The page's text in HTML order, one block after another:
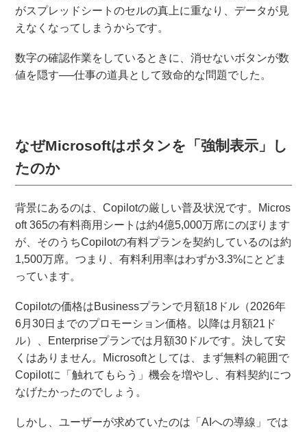
がスプレッドシートのセルの真上に重なり、データが見
えなくなってしまうからです。
数字の確認作業をしているときに、消せないボタンが数
値を隠す──仕事の道具として致命的な問題でした。
なぜMicrosoftはボタンを「強制表示」し
たのか
背景にあるのは、Copilotの厳しい普及状況です。Micros
oft 365の有料商用シートは約4億5,000万席にのぼります
が、そのうちCopilotの有料プランを契約しているのは約
1,500万席。つまり、有料利用率はわずか3.3%にとどま
っています。
Copilotの価格はBusinessプランで月額18ドル（2026年
6月30日までのプロモーション価格。以降は月額21ド
ル）、Enterpriseプランでは月額30ドルです。決して安
くはありません。Microsoftとしては、まず無料の範囲で
Copilotに「触れてもらう」機会を増やし、有料契約につ
なげたかったのでしょう。
しかし、ユーザーが求めていたのは「AIへの導線」では